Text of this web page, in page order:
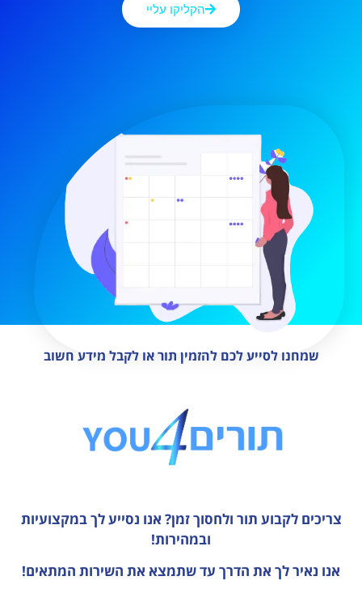
הקליקו עליי
שמחנו לסייע לכם להזמין תור או לקבל מידע חשוב
צריכים לקבוע תור ולחסוך זמן? אנו נסייע לך במקצועיות
ובמהירות!
אנו נאיר לך את הדרך עד שתמצא את השירות המתאים!